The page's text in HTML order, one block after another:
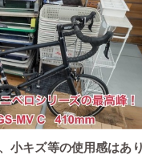
小キズ等の使用感はあ